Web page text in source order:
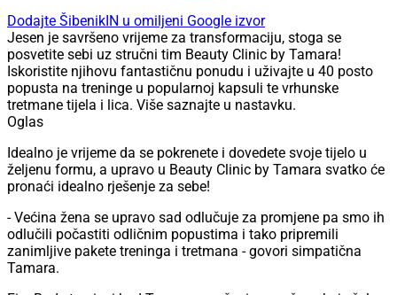
Dodajte ŠibenikIN u omiljeni Google izvor
Jesen je savršeno vrijeme za transformaciju, stoga se
posvetite sebi uz stručni tim Beauty Clinic by Tamara!
Iskoristite njihovu fantastičnu ponudu i uživajte u 40 posto
popusta na treninge u popularnoj kapsuli te vrhunske
tretmane tijela i lica. Više saznajte u nastavku.
Oglas
Idealno je vrijeme da se pokrenete i dovedete svoje tijelo u
željenu formu, a upravo u Beauty Clinic by Tamara svatko će
pronaći idealno rješenje za sebe!
- Većina žena se upravo sad odlučuje za promjene pa smo ih
odlučili počastiti odličnim popustima i tako pripremili
zanimljive pakete treninga i tretmana - govori simpatična
Tamara.